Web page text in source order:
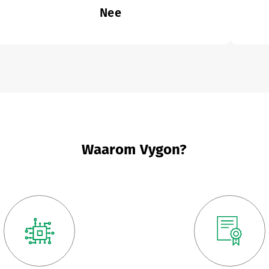
Nee
Waarom Vygon?